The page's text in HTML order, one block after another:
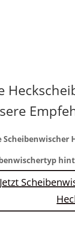
Scheibenwischer
Jetzt